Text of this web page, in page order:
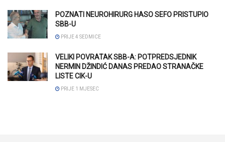
POZNATI NEUROHIRURG HASO SEFO PRISTUPIO
SBB-U
PRIJE 4 SEDMICE
VELIKI POVRATAK SBB-A: POTPREDSJEDNIK
NERMIN DŽINDIĆ DANAS PREDAO STRANAČKE
LISTE CIK-U
PRIJE 1 MJESEC